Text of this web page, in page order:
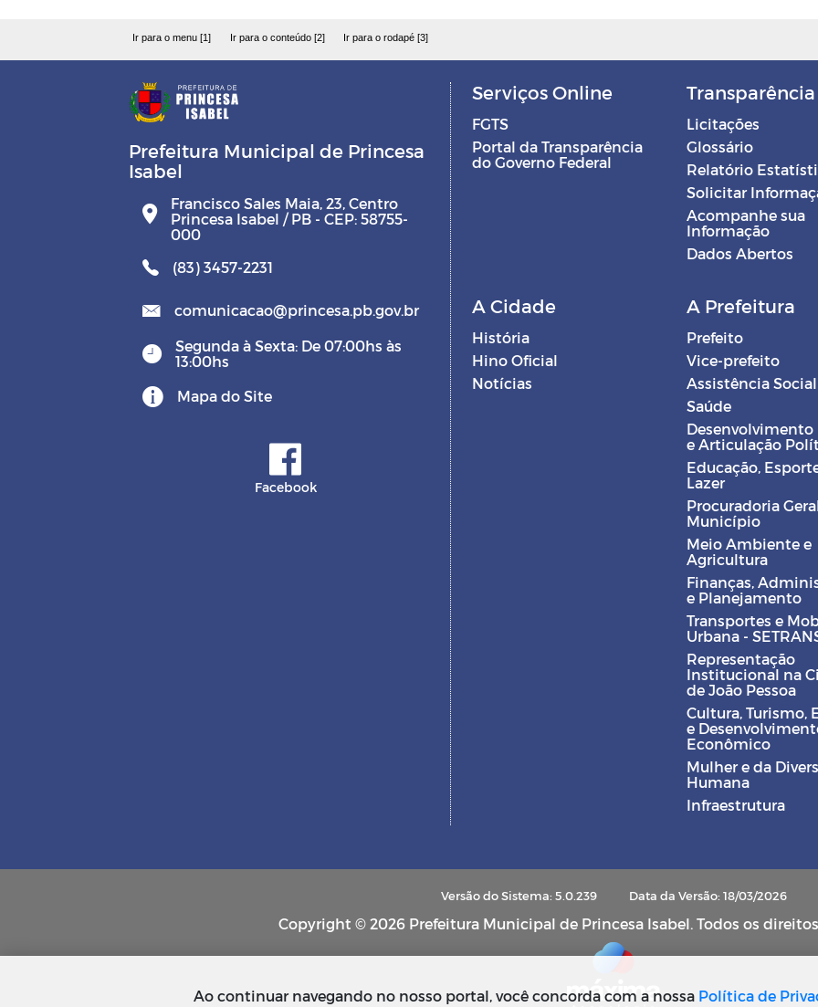
Ir para o menu [1] Ir para o conteúdo [2] Ir para o rodapé [3]
Prefeitura Municipal de Princesa
Isabel
Francisco Sales Maia, 23, Centro
Princesa Isabel / PB - CEP: 58755-
000
(83) 3457-2231
comunicacao@princesa.pb.gov.br
Segunda à Sexta: De 07:00hs às
13:00hs
Mapa do Site
Facebook
Serviços Online
FGTS
Portal da Transparência
do Governo Federal
Transparência
Licitações
Glossário
Relatório
Solicitar
Acompanhe sua
Informação
Dados Abertos
A Cidade
História
Hino Oficial
Notícias
A Prefeitura
Prefeito
Vice-prefeito
Assistência Social
Saúde
Desenvolvimento
e Articulação
Educação,
Lazer
Procuradoria
Município
Meio Ambiente e
Agricultura
Finanças,
e Planejamento
Transportes e
Urbana -
Representação
Institucional na
de João Pessoa
Cultura, Turismo,
e
Econômico
Mulher e da
Humana
Infraestrutura
Versão do Sistema: 5.0.239 Data da Versão: 18/03/2026
Copyright © 2026 Prefeitura Municipal de Princesa Isabel. Todos os
Ao continuar navegando no nosso portal, você concorda com a nossa Política de